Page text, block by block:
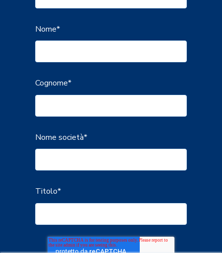
Nome*
Cognome*
Nome società*
Titolo*